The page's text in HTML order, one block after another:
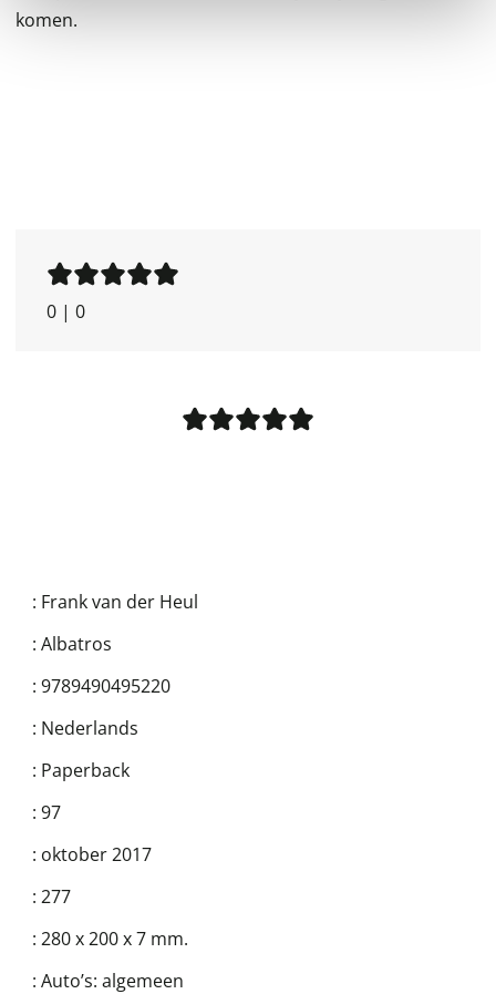
komen.
0 | 0
: Frank van der Heul
: Albatros
: 9789490495220
: Nederlands
: Paperback
: 97
: oktober 2017
: 277
: 280 x 200 x 7 mm.
: Auto’s: algemeen